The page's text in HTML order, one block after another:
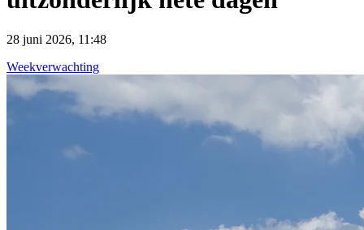
28 juni 2026, 11:48
Weekverwachting